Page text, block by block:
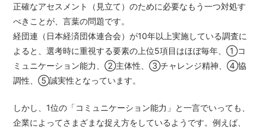
正確なアセスメント（見立て）のために必要なもう一つ対処す
べきことが、言葉の問題です。
経団連（日本経済団体連合会）が10年以上実施している調査に
よると、選考時に重視する要素の上位5項目はほぼ毎年、①コ
ミュニケーション能力、②主体性、③チャレンジ精神、④協
調性、⑤誠実性となっています。
しかし、1位の「コミュニケーション能力」と一言でいっても、
企業によってさまざまな捉え方をしているようです。例えば、